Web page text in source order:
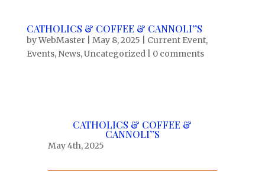
CATHOLICS & COFFEE & CANNOLI’’S
byWebMaster| May 8, 2025 Current Event,
Events, News,Uncategorized| 0 comments
CATHOLICS & COFFEE &
CANNOLI’’S
May 4th, 2025